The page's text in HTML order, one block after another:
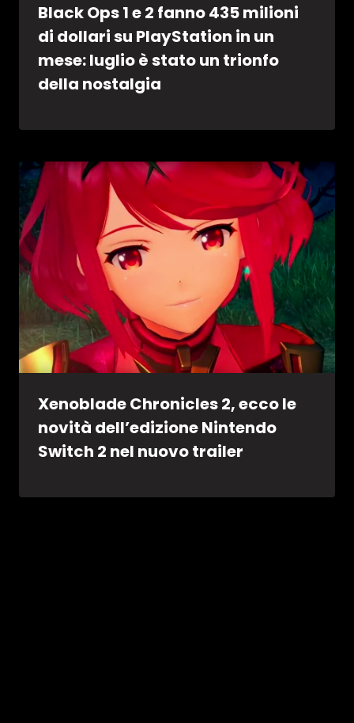
Black Ops 1 e 2 fanno 435 milioni
di dollari su PlayStation in un
mese: luglio è stato un trionfo
della nostalgia
Xenoblade Chronicles 2, ecco le
novità dell’edizione Nintendo
Switch 2 nel nuovo trailer